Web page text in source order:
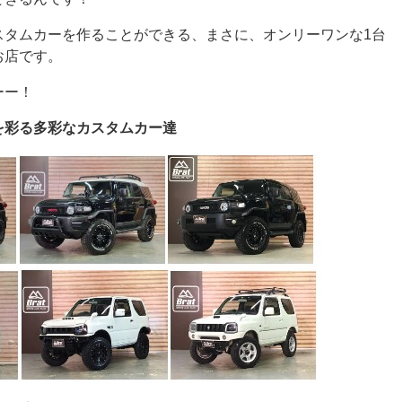
ムカーを作ることができる、まさに、オンリーワンな1台
です。
！
る多彩なカスタムカー達